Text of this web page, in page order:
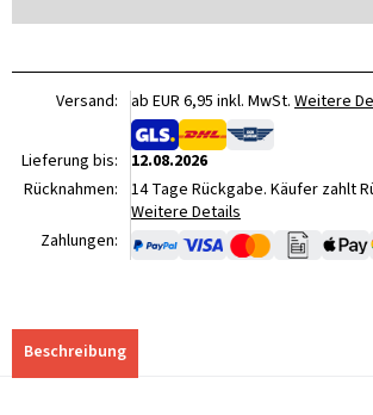
Versand: ab EUR 6,95 inkl. MwSt. Weitere
Lieferung bis:
12.08.2026
Rücknahmen: 14 Tage Rückgabe. Käufer zahlt
Weitere Details
Zahlungen:
Beschreibung